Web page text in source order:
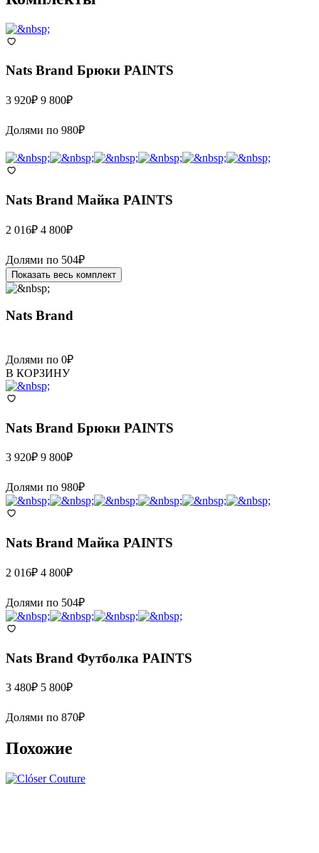
Nats Brand Брюки PAINTS
3 920₽ 9 800₽
Долями по 980₽
Nats Brand Майка PAINTS
2 016₽ 4 800₽
Долями по 504₽
Показать весь комплект
Nats Brand
Долями по 0₽
В КОРЗИНУ
Nats Brand Брюки PAINTS
3 920₽ 9 800₽
Долями по 980₽
Nats Brand Майка PAINTS
2 016₽ 4 800₽
Долями по 504₽
Nats Brand Футболка PAINTS
3 480₽ 5 800₽
Долями по 870₽
Похожие